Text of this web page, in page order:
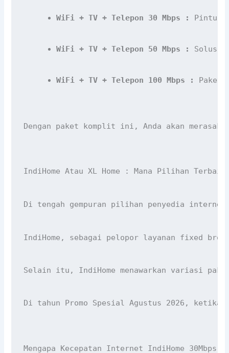
WiFi + TV + Telepon 30 Mbps : Pintu
WiFi + TV + Telepon 50 Mbps : Solusi
WiFi + TV + Telepon 100 Mbps : Paket
Dengan paket komplit ini, Anda akan
IndiHome Atau XL Home : Mana Pilihan
Di tengah gempuran pilihan penyedia
IndiHome, sebagai pelopor layanan fixed
Selain itu, IndiHome menawarkan variasi
Di tahun Promo Spesial Agustus 2026,
Mengapa Kecepatan Internet IndiHome 30Mbps